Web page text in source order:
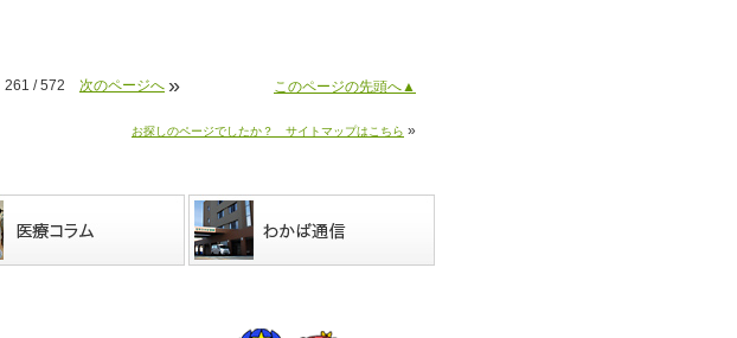
261 / 572 次のページへ » このページの先頭へ▲
お探しのページでしたか？ サイトマップはこちら »